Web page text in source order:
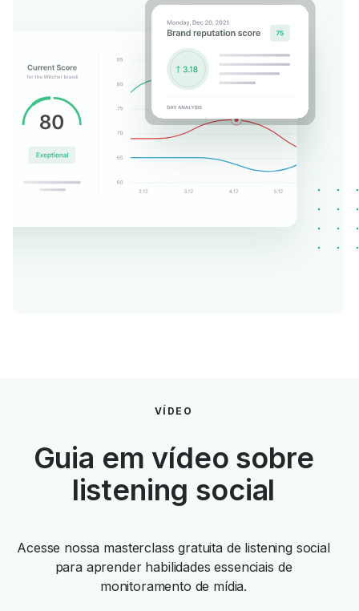
VÍDEO
Guia em vídeo sobre
listening social
Acesse nossa masterclass gratuita de listening social
para aprender habilidades essenciais de
monitoramento de mídia.